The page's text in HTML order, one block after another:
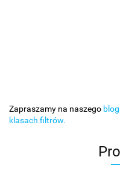
Zapraszamy na naszego
klasach filtrów.